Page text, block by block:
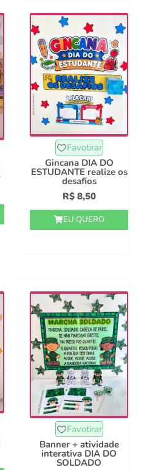
Favotirar
Gincana DIA DO
ESTUDANTE realize os
desafios
R$8,50
EU QUERO
Favotirar
Banner + atividade
interativa DIA DO
SOLDADO